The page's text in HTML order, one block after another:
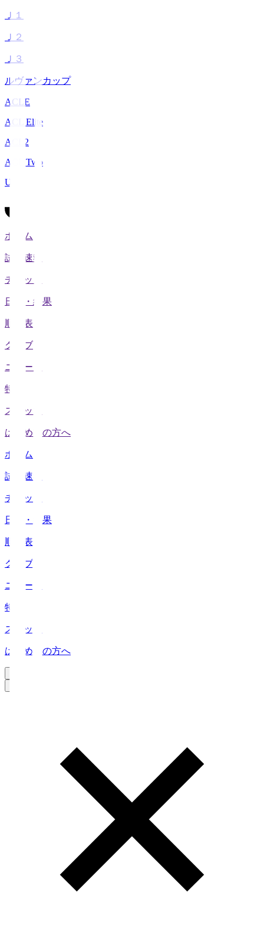
Ｊ１
Ｊ２
Ｊ３
ルヴァンカップ
ACLE
ACL Elite
ACL2
ACL Two
U-21
ホーム
試合速報
チケット
日程・結果
順位表
クラブ
ニュース
特集
スタッツ
はじめての方へ
ホーム
試合速報
チケット
日程・結果
順位表
クラブ
ニュース
特集
スタッツ
はじめての方へ